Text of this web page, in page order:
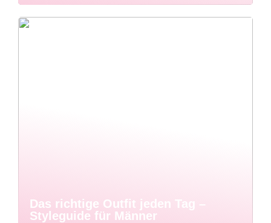
Das richtige Outfit jeden Tag –
Styleguide für Männer